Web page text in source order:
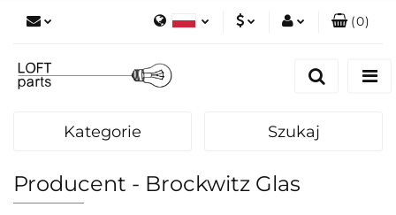
Polski
(0)
Kategorie Szukaj
Producent - Brockwitz Glas